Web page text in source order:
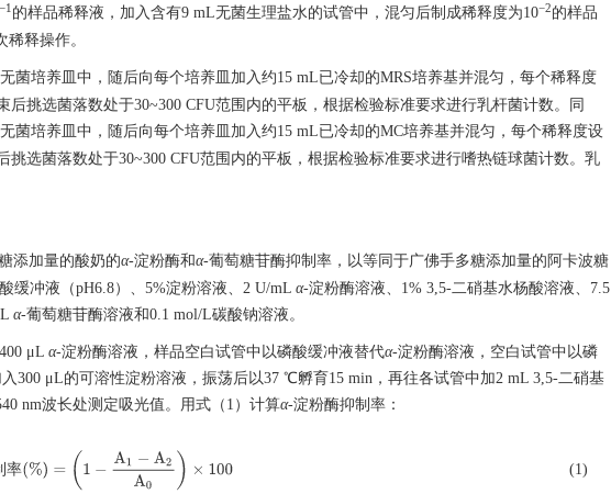
−1 的样品稀释液，加入含有9 mL无菌生理盐水的试管中，混匀后制成稀释度为10−2的样品
释操作。
菌培养皿中，随后向每个培养皿加入约15 mL已冷却的MRS培养基并混匀，每个稀释度
挑选菌落数处于30~300 CFU范围内的平板，根据检验标准要求进行乳杆菌计数。同
菌培养皿中，随后向每个培养皿加入约15 mL已冷却的MC培养基并混匀，每个稀释度设
选菌落数处于30~300 CFU范围内的平板，根据检验标准要求进行嗜热链球菌计数。乳
添加量的酸奶的α-淀粉酶和α-葡萄糖苷酶抑制率，以等同于广佛手多糖添加量的阿卡波糖
缓冲液（pH6.8）、5%淀粉溶液、2 U/mL α-淀粉酶溶液、1% 3,5-二硝基水杨酸溶液、7.5
α-葡萄糖苷酶溶液和0.1 mol/L碳酸钠溶液。
μL α-淀粉酶溶液，样品空白试管中以磷酸缓冲液替代α-淀粉酶溶液，空白试管中以磷
300 μL的可溶性淀粉溶液，振荡后以37 ℃孵育15 min，再往各试管中加2 mL 3,5-二硝基
nm波长处测定吸光值。用式（1）计算α-淀粉酶抑制率：
率
抑制率 = (1 1− A2 A0) ×100
(1)